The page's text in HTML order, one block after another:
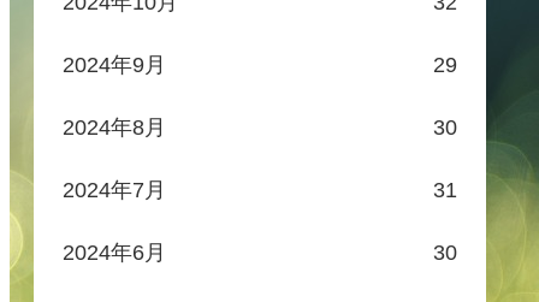
2024年9月 29
2024年8月 30
2024年7月 31
2024年6月 30